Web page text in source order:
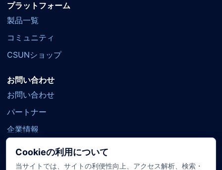
プラットフォーム
製品一覧
コミュニティ
CSUNショップ
お問い合わせ
お問い合わせ
パートナー
企業情報
Cookieの利用について
当サイトでは、サイトの利便性向上、アクセス解析、検索・